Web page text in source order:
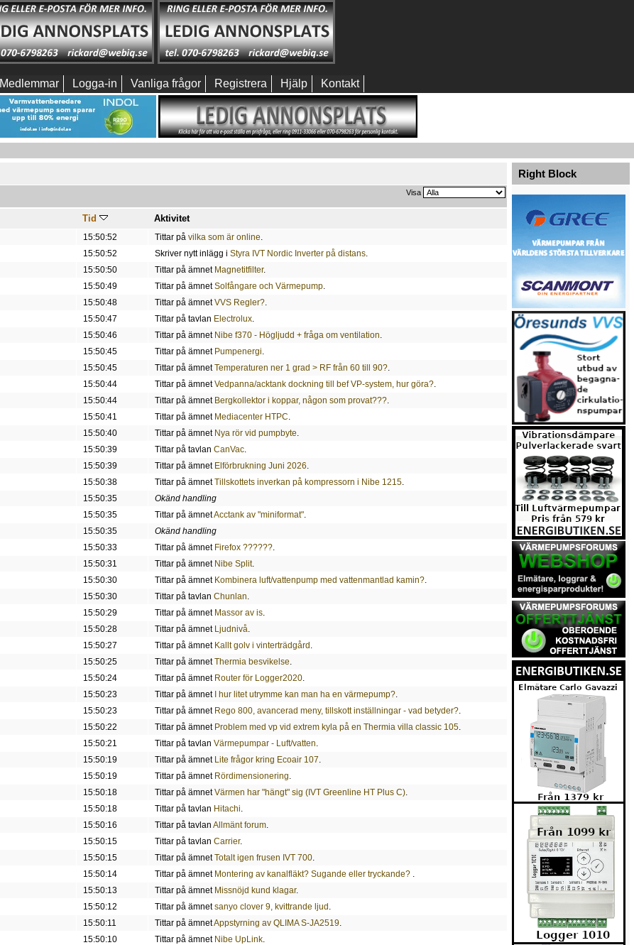
Medlemmar Logga-in Vanliga frågor Registrera Hjälp Kontakt
Visa
Tid Aktivitet
15:50:52 Tittar på vilka som är online
15:50:52 Skriver nytt inlägg i Styra IVT Nordic Inverter på distans.
15:50:50 Tittar på ämnet Magnetitfilter.
15:50:49 Tittar på ämnetSolfångare och Värmepump.
15:50:48 Tittar på ämnetVVS Regler?.
15:50:47 Tittar på tavlan Electrolux.
15:50:46 Tittar på ämnet Nibe f370 - Högljudd + fråga om ventilation
15:50:45 Tittar på ämnet Pumpenergi
15:50:45 Tittar på ämnetTemperaturen ner 1 grad > RF från 60 till 90?.
15:50:44 Tittar på ämnetVedpanna/acktank dockning till bef VP-system, hur göra?.
15:50:44 Tittar på ämnet Bergkollektor i koppar, någon som provat???.
15:50:41 Tittar på ämnet Mediacenter HTPC
15:50:40 Tittar på ämnet Nya rör vid pumpbyte
15:50:39 Tittar på tavlan CanVac.
15:50:39 Tittar på ämnet Elförbrukning Juni 2026
15:50:38 Tittar på ämnetTillskottets inverkan på kompressorn i Nibe 1215.
15:50:35
Okänd handling
15:50:35 Tittar på ämnetAcctank av "miniformat".
15:50:35
Okänd handling
15:50:33 Tittar på ämnet Firefox ??????.
15:50:31 Tittar på ämnet Nibe Split.
15:50:30 Tittar på ämnet Kombinera luft/vattenpump med vattenmantlad kamin?.
15:50:30 Tittar på tavlan Chunlan
15:50:29 Tittar på ämnet Massor av is.
15:50:28 Tittar på ämnet Ljudnivå
15:50:27 Tittar på ämnet Kallt golv i vinterträdgård
15:50:25 Tittar på ämnetThermia besvikelse
15:50:24 Tittar på ämnet Router för Logger2020.
15:50:23 Tittar på ämnet I hur litet utrymme kan man ha en värmepump?.
15:50:23 Tittar på ämnet Rego 800, avancerad meny, tillskott inställningar - vad betyder?.
15:50:22 Tittar på ämnet Problem med vp vid extrem kyla på en Thermia villa classic 105.
15:50:21 Tittar på tavlan Värmepumpar - Luft/vatten
15:50:19 Tittar på ämnet Lite frågor kring Ecoair 107
15:50:19 Tittar på ämnet Rördimensionering
15:50:18 Tittar på ämnetVärmen har "hängt" sig (IVT Greenline HT Plus C).
15:50:18 Tittar på tavlan Hitachi
15:50:16 Tittar på tavlan Allmänt forum.
15:50:15 Tittar på tavlan Carrier.
15:50:15 Tittar på ämnetTotalt igen frusen IVT 700.
15:50:14 Tittar på ämnet Montering av kanalfläkt? Sugande eller tryckande?
15:50:13 Tittar på ämnet Missnöjd kund klagar.
15:50:12 Tittar på ämnetsanyo clover 9, kvittrande ljud
15:50:11 Tittar på ämnetAppstyrning av QLIMA S-JA2519.
15:50:10 Tittar på ämnet Nibe UpLink.
Right Block